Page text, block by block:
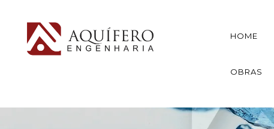
HOME
OBRAS